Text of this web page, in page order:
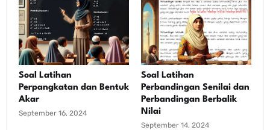
Soal Latihan
Perpangkatan dan Bentuk
Akar
September 16, 2024
Soal Latihan
Perbandingan Senilai dan
Perbandingan Berbalik
Nilai
September 14, 2024